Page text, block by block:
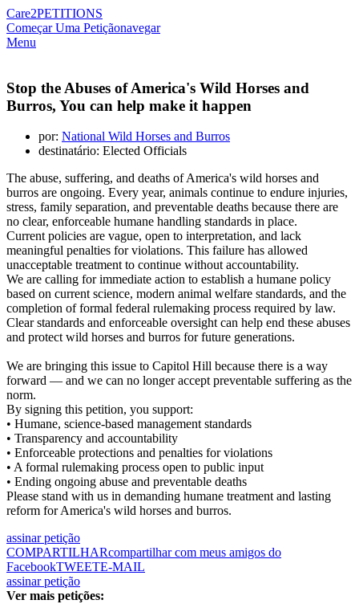
Care2PETITIONS
Começar Uma Petiçãonavegar
Menu
Stop the Abuses of America's Wild Horses and
Burros, You can help make it happen
por: National Wild Horses and Burros
destinatário: Elected Officials
The abuse, suffering, and deaths of America's wild horses and
burros are ongoing. Every year, animals continue to endure injuries,
stress, family separation, and preventable deaths because there are
no clear, enforceable humane handling standards in place.
Current policies are vague, open to interpretation, and lack
meaningful penalties for violations. This failure has allowed
unacceptable treatment to continue without accountability.
We are calling for immediate action to establish a humane policy
based on current science, modern animal welfare standards, and the
completion of formal federal rulemaking process required by law.
Clear standards and enforceable oversight can help end these abuses
and protect wild horses and burros for future generations.
We are bringing this issue to Capitol Hill because there is a way
forward — and we can no longer accept preventable suffering as the
norm.
By signing this petition, you support:
• Humane, science-based management standards
• Transparency and accountability
• Enforceable protections and penalties for violations
• A formal rulemaking process open to public input
• Ending ongoing abuse and preventable deaths
Please stand with us in demanding humane treatment and lasting
reform for America's wild horses and burros.
assinar petição
COMPARTILHARcompartilhar com meus amigos do
FacebookTWEETE-MAIL
assinar petição
Ver mais petições: